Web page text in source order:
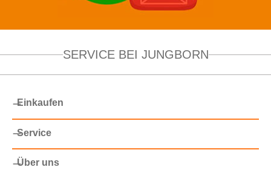
SERVICE BEI JUNGBORN
Einkaufen
Service
Über uns